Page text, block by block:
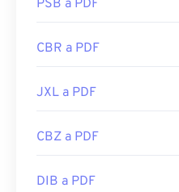
PSB a PDF
CBR a PDF
JXL a PDF
CBZ a PDF
DIB a PDF